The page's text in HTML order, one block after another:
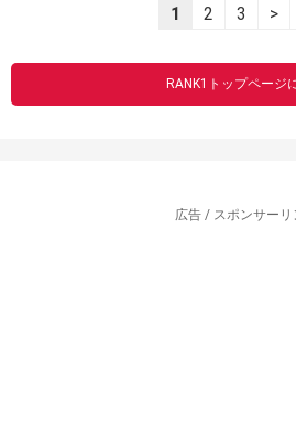
1 2 3 >
RANK1トップページ
広告 / スポンサーリ